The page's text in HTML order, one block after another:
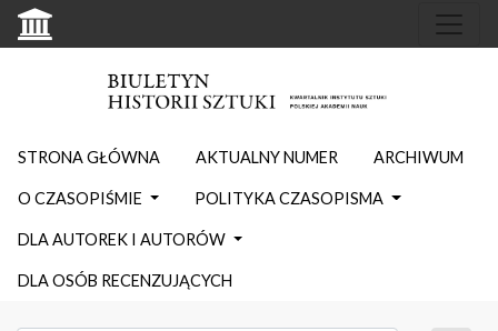
STRONA GŁÓWNA AKTUALNY NUMER ARCHIWUM
O CZASOPIŚMIE POLITYKA CZASOPISMA
DLA AUTOREK I AUTORÓW
DLA OSÓB RECENZUJĄCYCH